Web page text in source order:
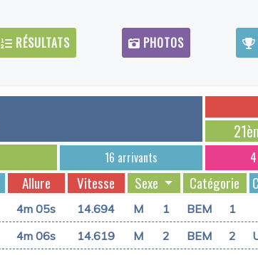
RÉSULTATS PHOTOS
16 arrivants
Allure Vitesse Sexe Catégorie
4m 05s 14.694 M 1 BEM 1
4m 06s 14.619 M 2 BEM 2